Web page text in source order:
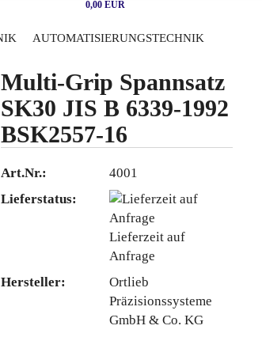
0,00 EUR
AUTOMATISIERUNGSTECHNIK
Multi-Grip Spannsatz
SK30 JIS B 6339-1992
BSK2557-16
Art.Nr.:
4001
Lieferstatus:
Lieferzeit auf
Anfrage
Hersteller:
Ortlieb
Präzisionssysteme
GmbH & Co. KG